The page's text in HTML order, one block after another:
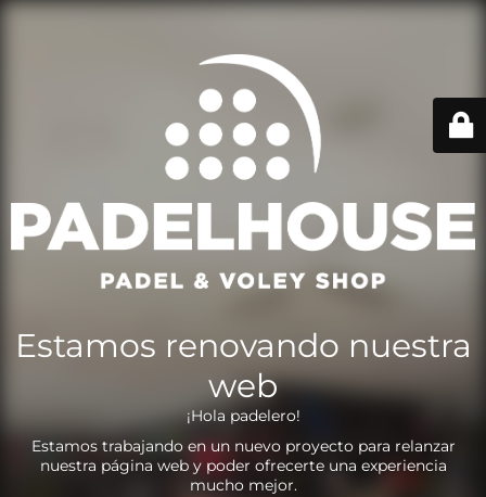
Estamos renovando nuestra
web
¡Hola padelero!
Estamos trabajando en un nuevo proyecto para relanzar
nuestra página web y poder ofrecerte una experiencia
mucho mejor.